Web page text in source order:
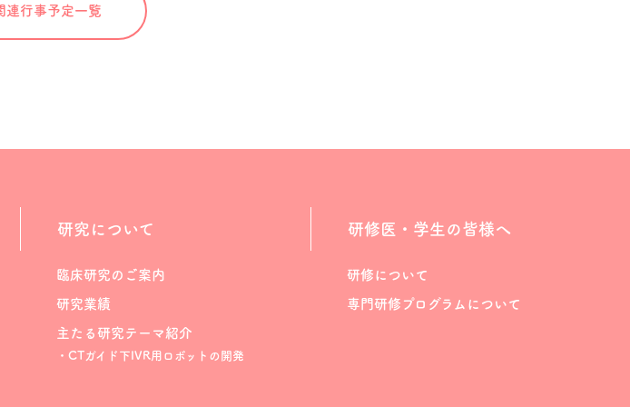
連行事予定一覧
研究について
臨床研究のご案内
研究業績
主たる研究テーマ紹介
・CTガイド下IVR用ロボットの開発
研修医・学生の皆様へ
研修について
専門研修プログラムについて